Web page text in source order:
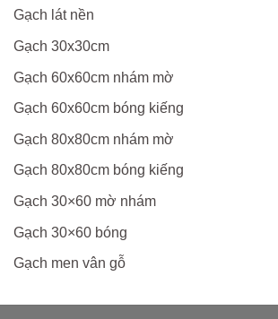
Gạch lát nền
Gạch 30x30cm
Gạch 60x60cm nhám mờ
Gạch 60x60cm bóng kiếng
Gạch 80x80cm nhám mờ
Gạch 80x80cm bóng kiếng
Gạch 30×60 mờ nhám
Gạch 30×60 bóng
Gạch men vân gỗ